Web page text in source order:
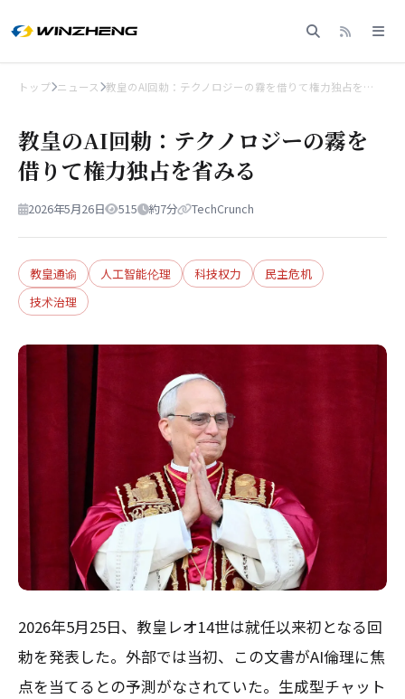
トップ ニュース 教皇のAI回勅：テクノロジーの霧を借りて権力独占を…
教皇のAI回勅：テクノロジーの霧を
借りて権力独占を省みる
2026年5月26日 515 約7分 TechCrunch
教皇通谕 人工智能伦理 科技权力
民主危机
技术治理
2026年5月25日、教皇レオ14世は就任以来初となる回
勅を発表した。外部では当初、この文書がAI倫理に焦
点を当てるとの予測がなされていた。生成型チャット